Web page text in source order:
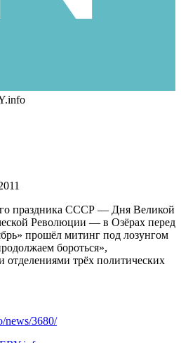
праздника СССР — Дня Великой
Революции — в Озёрах перед
прошёл митинг под лозунгом
бороться»,
трёх политических
news/3680/